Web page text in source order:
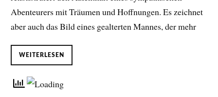
Abenteurers mit Träumen und Hoffnungen. Es zeichnet
aber auch das Bild eines gealterten Mannes, der mehr
WEITERLESEN